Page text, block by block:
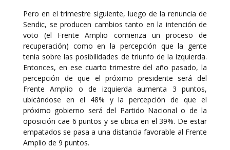
Pero en el trimestre siguiente, luego de la renuncia de
Sendic, se producen cambios tanto en la intención de
voto (el Frente Amplio comienza un proceso de
recuperación) como en la percepción que la gente
tenía sobre las posibilidades de triunfo de la izquierda.
Entonces, en ese cuarto trimestre del año pasado, la
percepción de que el próximo presidente será del
Frente Amplio o de izquierda aumenta 3 puntos,
ubicándose en el 48% y la percepción de que el
próximo gobierno será del Partido Nacional o de la
oposición cae 6 puntos y se ubica en el 39%. De estar
empatados se pasa a una distancia favorable al Frente
Amplio de 9 puntos.